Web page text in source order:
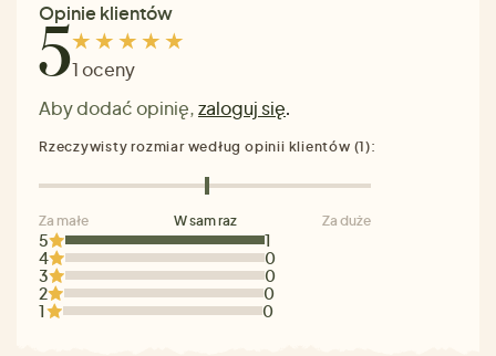
Opinie klientów
51 oceny
Aby dodać opinię,zaloguj się.
5
1
4
0
3
0
2
0
1
0
Rzeczywisty rozmiar według opinii klientów (1):
Za małe W sam raz Za duże